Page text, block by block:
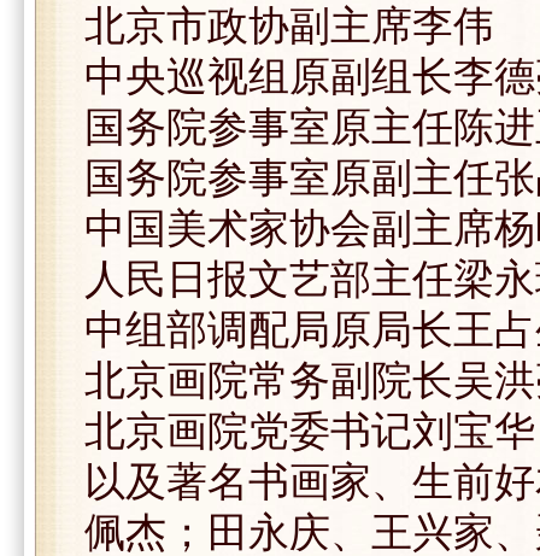
北京市政协副主席李伟
中央巡视组原副组长李
国务院参事室原主任陈
国务院参事室原副主任
中国美术家协会副主席
人民日报文艺部主任梁
中组部调配局原局长王
北京画院常务副院长吴
北京画院党委书记刘宝华
以及著名书画家、生前
佩杰；田永庆、王兴家